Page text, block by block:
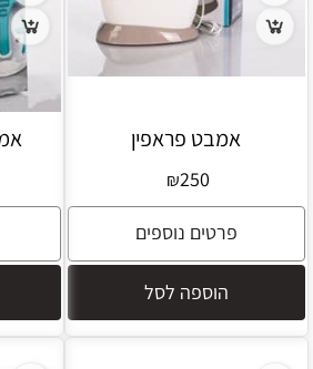
אמבט פראפין
₪250
פרטים נוספים
הוספה לסל